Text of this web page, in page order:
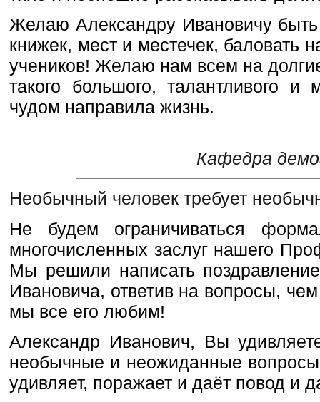
Желаю Александру Ивановичу
книжек, мест и местечек, баловать
учеников! Желаю нам всем на
такого большого, талантливого и
чудом направила жизнь.
Кафедра
Необычный человек требует
Не будем ограничиваться
многочисленных заслуг нашего
Мы решили написать
Ивановича, ответив на вопросы,
мы все его любим!
Александр Иванович, Вы
необычные и неожиданные
удивляет, поражает и даёт повод и